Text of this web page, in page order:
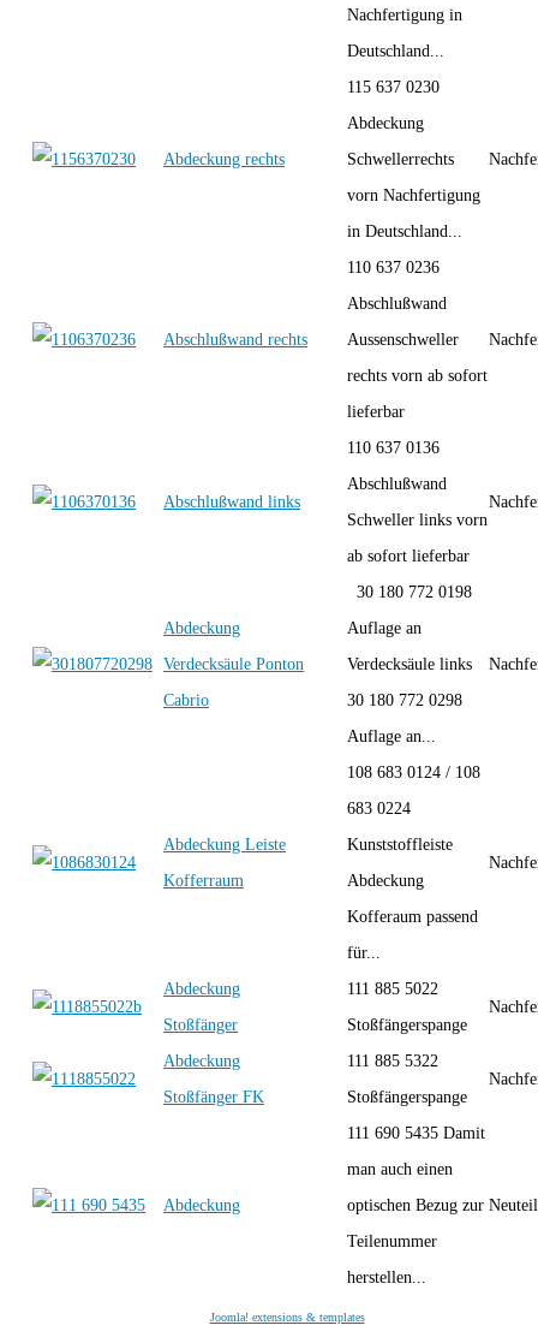
Nachfertigung in
Deutschland...
Abdeckung rechts
115 637 0230
Abdeckung
Schwellerrechts
vorn Nachfertigung
in Deutschland...
Abschlußwand rechts
110 637 0236
Abschlußwand
Aussenschweller
rechts vorn ab sofort
lieferbar
Abschlußwand links
110 637 0136
Abschlußwand
Schweller links vorn
ab sofort lieferbar
Abdeckung
Verdecksäule Ponton
Cabrio
30 180 772 0198
Auflage an
Verdecksäule links
30 180 772 0298
Auflage an...
Abdeckung Leiste
Kofferraum
108 683 0124 / 108
683 0224
Kunststoffleiste
Abdeckung
Kofferaum passend
für...
Abdeckung
Stoßfänger
111 885 5022
Stoßfängerspange
Abdeckung
Stoßfänger FK
111 885 5322
Stoßfängerspange
Abdeckung
111 690 5435 Damit
man auch einen
optischen Bezug zur
Teilenummer
herstellen...
Joomla! extensions & templates